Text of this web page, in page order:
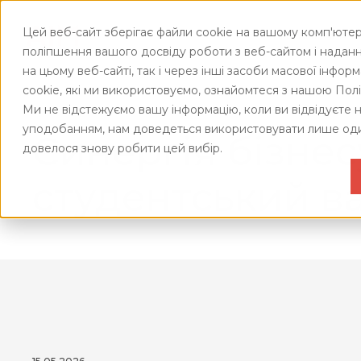
Цей веб-сайт зберігає файли cookie на вашому
поліпшення вашого досвіду роботи з веб-сайтом і
на цьому веб-сайті, так і через інші засоби масової
cookie, які ми використовуємо, ознайомтеся з нашою
Ми не відстежуємо вашу інформацію, коли ви
уподобанням, нам доведеться використовувати лише
довелося знову робити цей вибір.
ПРО АІМ
ПОДІЇ
ВЕБІНАР
ВЕБІНАР
СИСТЕМА
ЯКІСТЮ
Головна / Про AIM / Життя компанії / АІМ у Харкові
Синергія
студентський